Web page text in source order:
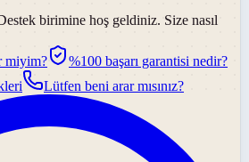
birimine hoş geldiniz. Size nasıl
miyim?
%100 başarı garantisi nedir?
Lütfen beni arar mısınız?